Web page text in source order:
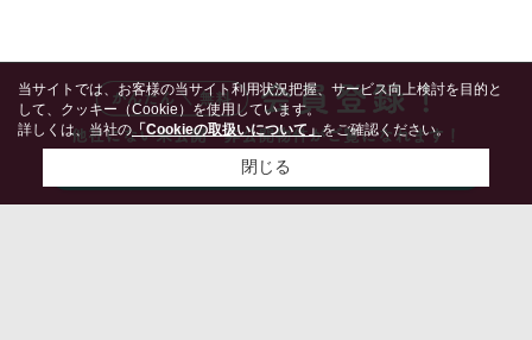
当サイトでは、お客様の当サイト利用状況把握、サービス向上検討を目的と
して、クッキー（Cookie）を使用しています。
詳しくは、当社の「Cookieの取扱いについて」をご確認ください。
閉じる